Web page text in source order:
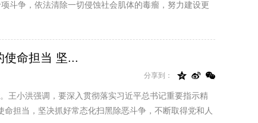
斗争，依法清除一切侵蚀社会肌体的毒瘤，努力建设更
使命担当 坚...
分享到：   
王小洪强调，要深入贯彻落实习近平总书记重要指示精
担当，坚决抓好常态化扫黑除恶斗争，不断取得党和人